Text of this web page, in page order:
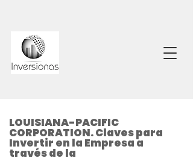
LOUISIANA-PACIFIC
CORPORATION. Claves para
Invertir en la Empresa a
través de la